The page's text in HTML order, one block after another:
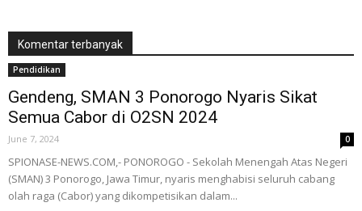
Komentar terbanyak
Pendidikan
Gendeng, SMAN 3 Ponorogo Nyaris Sikat
Semua Cabor di O2SN 2024
June 7, 2024 0
SPIONASE-NEWS.COM,- PONOROGO - Sekolah Menengah Atas Negeri
(SMAN) 3 Ponorogo, Jawa Timur, nyaris menghabisi seluruh cabang
olah raga (Cabor) yang dikompetisikan dalam...